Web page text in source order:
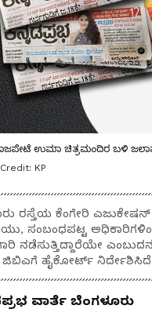
ಉಮಾ ಚಿತ್ರಮಂದಿರ ಬಳಿ
KP
ರಸ್ತೆಯ ಕೆಂಗೇರಿ ಎಜುಕೇಷನ್
ಸಂಬಂಧಪಟ್ಟ
ನಡೆಸುತ್ತಿದ್ದಾರೆಯೇ
ಜಿಬಿಎಗೆ ಹೈಕೋರ್ಟ್
ವಾರ್ತೆ ಬೆಂಗಳೂರು